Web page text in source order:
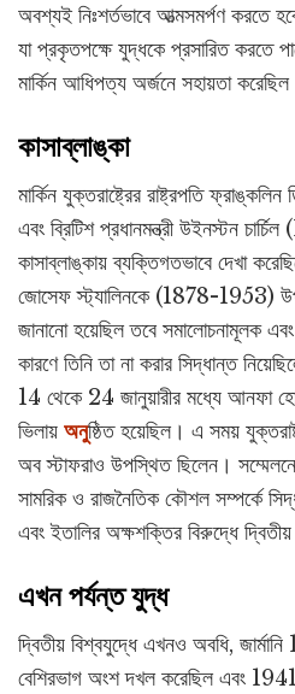
অবশ্যই নিঃশর্তভাবে আত্মসমর্পণ করতে
যা প্রকৃতপক্ষে যুদ্ধকে প্রসারিত করতে
মার্কিন আধিপত্য অর্জনে সহায়তা
কাসাব্লাঙ্কা
মার্কিন যুক্তরাষ্ট্রের রাষ্ট্রপতি
এবং ব্রিটিশ প্রধানমন্ত্রী উইনস্টন
কাসাব্লাঙ্কায় ব্যক্তিগতভাবে দেখা
জোসেফ স্ট্যালিনকে (1878-1953)
জানানো হয়েছিল তবে সমালোচনামূলক
কারণে তিনি তা না করার সিদ্ধান্ত
14 থেকে 24 জানুয়ারীর মধ্যে আনফা
ভিলায় অনুষ্ঠিত হয়েছিল। এ সময়
অব স্টাফরাও উপস্থিত ছিলেন।
সামরিক ও রাজনৈতিক কৌশল সম্পর্কে
এবং ইতালির অক্ষশক্তির বিরুদ্ধে
এখন পর্যন্ত যুদ্ধ
দ্বিতীয় বিশ্বযুদ্ধে এখনও অবধি,
বেশিরভাগ অংশ দখল করেছিল এবং 1941